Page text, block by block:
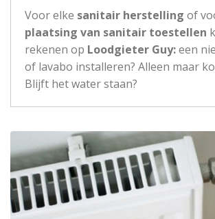
Voor elke sanitair herstelling of
plaatsing van sanitair toestellen
rekenen op Loodgieter Guy:een
of lavabo installeren? Alleen maar
Blijft het water staan?